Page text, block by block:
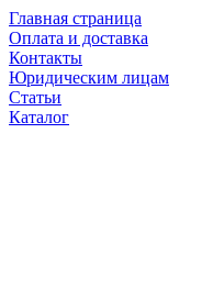
Главная страница
Оплата и доставка
Контакты
Юридическим лицам
Статьи
Каталог